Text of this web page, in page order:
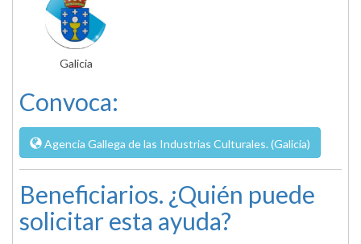
Galicia
Convoca:
Agencia Gallega de las Industrias Culturales. (Galicia)
Beneficiarios. ¿Quién puede
solicitar esta ayuda?